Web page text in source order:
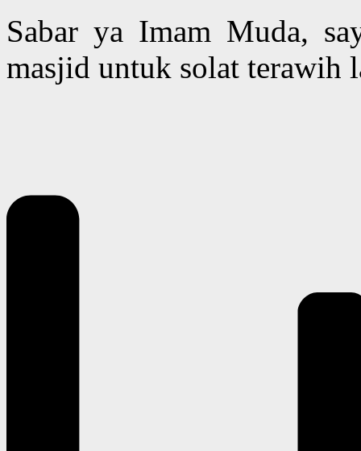
Sabar ya Imam Muda,
masjid untuk solat terawih